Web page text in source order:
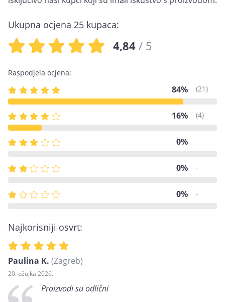
Ukupna ocjena 25 kupaca:
4,84 / 5
Raspodjela ocjena:
84% (21)
16% (4)
0% -
0% -
0% -
Najkorisniji osvrt:
Paulina K. (Zagreb)
20. ožujka 2026.
Proizvodi su odlični